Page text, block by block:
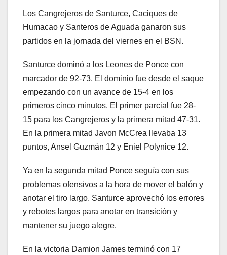
Los Cangrejeros de Santurce, Caciques de
Humacao y Santeros de Aguada ganaron sus
partidos en la jornada del viernes en el BSN.
Santurce dominó a los Leones de Ponce con
marcador de 92-73. El dominio fue desde el saque
empezando con un avance de 15-4 en los
primeros cinco minutos. El primer parcial fue 28-
15 para los Cangrejeros y la primera mitad 47-31.
En la primera mitad Javon McCrea llevaba 13
puntos, Ansel Guzmán 12 y Eniel Polynice 12.
Ya en la segunda mitad Ponce seguía con sus
problemas ofensivos a la hora de mover el balón y
anotar el tiro largo. Santurce aprovechó los errores
y rebotes largos para anotar en transición y
mantener su juego alegre.
En la victoria Damion James terminó con 17